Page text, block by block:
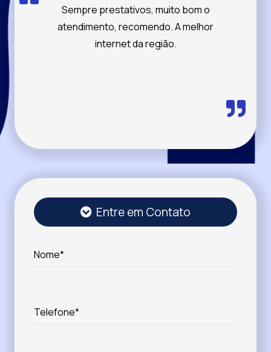
Sempre prestativos, muito bom o
atendimento, recomendo. A melhor
internet da região.
Entre em Contato
Nome*
Telefone*